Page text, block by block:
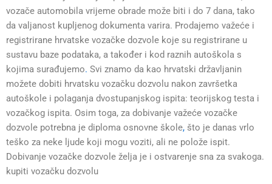
vozače automobila vrijeme obrade može biti i do 7 dana, tako
da valjanost kupljenog dokumenta varira. Prodajemo važeće i
registrirane hrvatske vozačke dozvole koje su registrirane u
sustavu baze podataka, a također i kod raznih autoškola s
kojima surađujemo. Svi znamo da kao hrvatski državljanin
možete dobiti hrvatsku vozačku dozvolu nakon završetka
autoškole i polaganja dvostupanjskog ispita: teorijskog testa i
vozačkog ispita. Osim toga, za dobivanje važeće vozačke
dozvole potrebna je diploma osnovne škole, što je danas vrlo
teško za neke ljude koji mogu voziti, ali ne polože ispit.
Dobivanje vozačke dozvole želja je i ostvarenje sna za svakoga.
kupiti vozačku dozvolu